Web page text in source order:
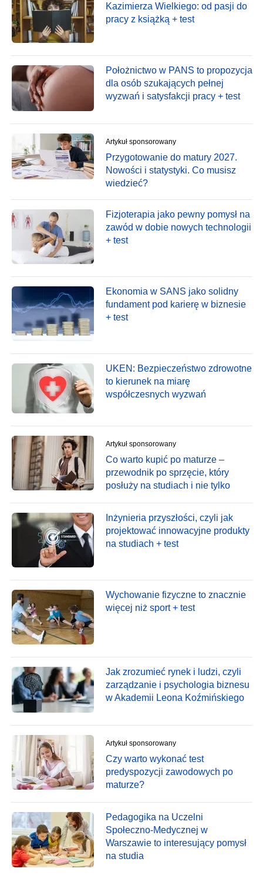
Kazimierza Wielkiego: od pasji do
pracy z książką + test
Położnictwo w PANS to propozycja
dla osób szukających pełnej
wyzwań i satysfakcji pracy + test
Artykuł sponsorowany
Przygotowanie do matury 2027.
Nowości i statystyki. Co musisz
wiedzieć?
Fizjoterapia jako pewny pomysł na
zawód w dobie nowych technologii
+ test
Ekonomia w SANS jako solidny
fundament pod karierę w biznesie
+ test
UKEN: Bezpieczeństwo zdrowotne
to kierunek na miarę
współczesnych wyzwań
Artykuł sponsorowany
Co warto kupić po maturze –
przewodnik po sprzęcie, który
posłuży na studiach i nie tylko
Inżynieria przyszłości, czyli jak
projektować innowacyjne produkty
na studiach + test
Wychowanie fizyczne to znacznie
więcej niż sport + test
Jak zrozumieć rynek i ludzi, czyli
zarządzanie i psychologia biznesu
w Akademii Leona Koźmińskiego
Artykuł sponsorowany
Czy warto wykonać test
predyspozycji zawodowych po
maturze?
Pedagogika na Uczelni
Społeczno-Medycznej w
Warszawie to interesujący pomysł
na studia